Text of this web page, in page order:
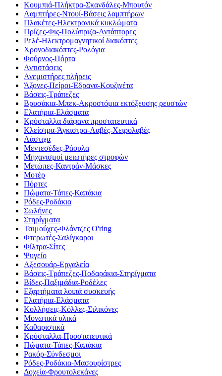
Κουμπιά-Πλήκτρα-Σκανδάλες-Μπουτόν
Λαμπτήρες-Ντουί-Βάσεις λαμπτήρων
Πλακέτες-Ηλεκτρονικά κυκλώματα
Πρίζες-Φις-Πολύπριζα-Αντάπτορες
Ρελέ-Ηλεκτρομαγνητικοί διακόπτες
Χρονοδιακόπτες-Ρολόγια
Φούρνος-Πόρτα
Αντιστάσεις
Ανεμιστήρες πλήρεις
Άξονες-Πείροι-Έδρανα-Κουζινέτα
Βάσεις-Τράπεζες
Βρυσάκια-Μπεκ-Ακροστόμια εκτόξευσης ρευστών
Ελατήρια-Ελάσματα
Κρύσταλλα διάφανα προστατευτικά
Κλείστρα-Άγκιστρα-Λαβές-Χειρολαβές
Λάστιχα
Μεντεσέδες-Ράουλα
Μηχανισμοί μειωτήρες στροφών
Μετώπες-Καντράν-Μάσκες
Μοτέρ
Πόρτες
Πώματα-Τάπες-Καπάκια
Ρόδες-Ροδάκια
Σωλήνες
Στηρίγματα
Τσιμούχες-Φλάντζες O'ring
Φτερωτές-Σαλίγκαροι
Φίλτρα-Σίτες
Ψυγείο
Αξεσουάρ-Εργαλεία
Βάσεις-Τράπεζες-Ποδαράκια-Στηρίγματα
Βίδες-Παξιμάδια-Ροδέλες
Εξαρτήματα λοιπά συσκευής
Ελατήρια-Ελάσματα
Κολλήσεις-Κόλλες-Σιλικόνες
Μονωτικά υλικά
Καθαριστικά
Κρύσταλλα-Προστατευτικά
Πώματα-Τάπες-Καπάκια
Ρακόρ-Σύνδεσμοι
Ρόδες-Ροδάκια-Μασουρίστρες
Δοχεία-Φρουτολεκάνες